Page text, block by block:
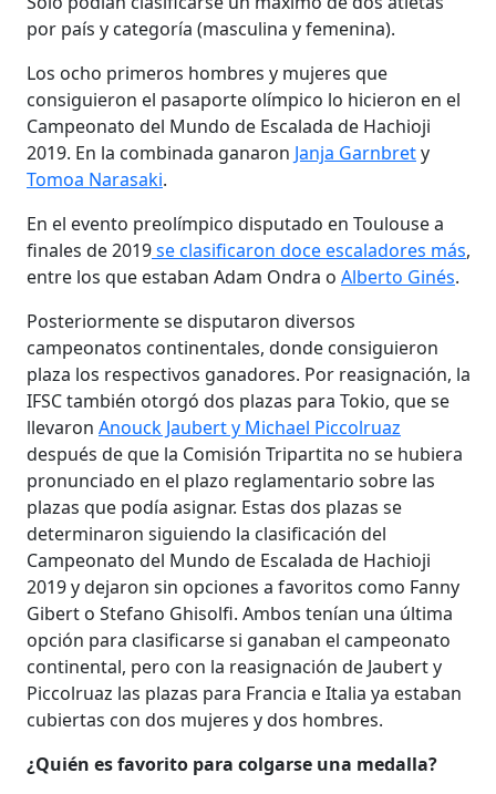
por país y categoría (masculina y femenina).
Los ocho primeros hombres y mujeres que
consiguieron el pasaporte olímpico lo hicieron en el
Campeonato del Mundo de Escalada de Hachioji
2019. En la combinada ganaron Janja Garnbrety
Tomoa Narasaki.
En el evento preolímpico disputado en Toulouse a
finales de 2019se clasificaron doce escaladores más,
entre los que estaban Adam Ondra o Alberto Ginés.
Posteriormente se disputaron diversos
campeonatos continentales, donde consiguieron
plaza los respectivos ganadores. Por reasignación, la
IFSC también otorgó dos plazas para Tokio, que se
llevaron Anouck Jaubert y Michael Piccolruaz
después de que la Comisión Tripartita no se hubiera
pronunciado en el plazo reglamentario sobre las
plazas que podía asignar. Estas dos plazas se
determinaron siguiendo la clasificación del
Campeonato del Mundo de Escalada de Hachioji
2019 y dejaron sin opciones a favoritos como Fanny
Gibert o Stefano Ghisolfi. Ambos tenían una última
opción para clasificarse si ganaban el campeonato
continental, pero con la reasignación de Jaubert y
Piccolruaz las plazas para Francia e Italia ya estaban
cubiertas con dos mujeres y dos hombres.
¿Quién es favorito para colgarse una medalla?